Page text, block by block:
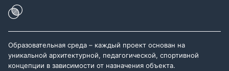
Образовательная среда – каждый проект основан на
уникальной архитектурной, педагогической, спортивной
концепции в зависимости от назначения объекта.